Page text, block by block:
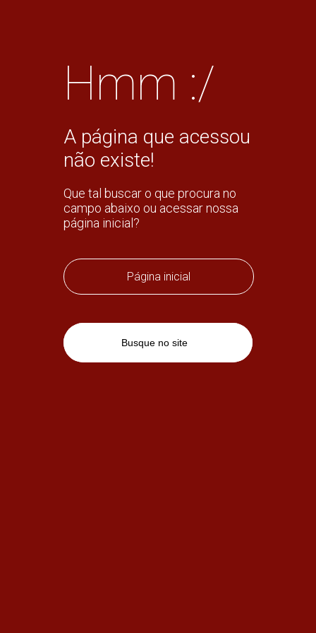
Hmm :/
A página que acessou
não existe!
Que tal buscar o que procura no
campo abaixo ou acessar nossa
página inicial?
Página inicial